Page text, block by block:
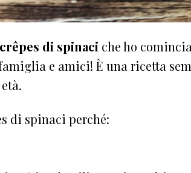
crêpes di spinaci che ho
e amici! È una ricetta
di spinaci perché: